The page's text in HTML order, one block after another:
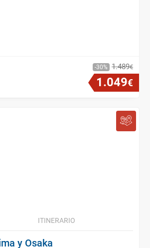
30 1.489€
1.049€
ITINERARIO
y Osaka